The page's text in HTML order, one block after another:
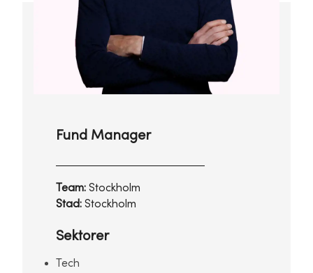
Fund Manager
Team: Stockholm
Stad: Stockholm
Sektorer
Tech